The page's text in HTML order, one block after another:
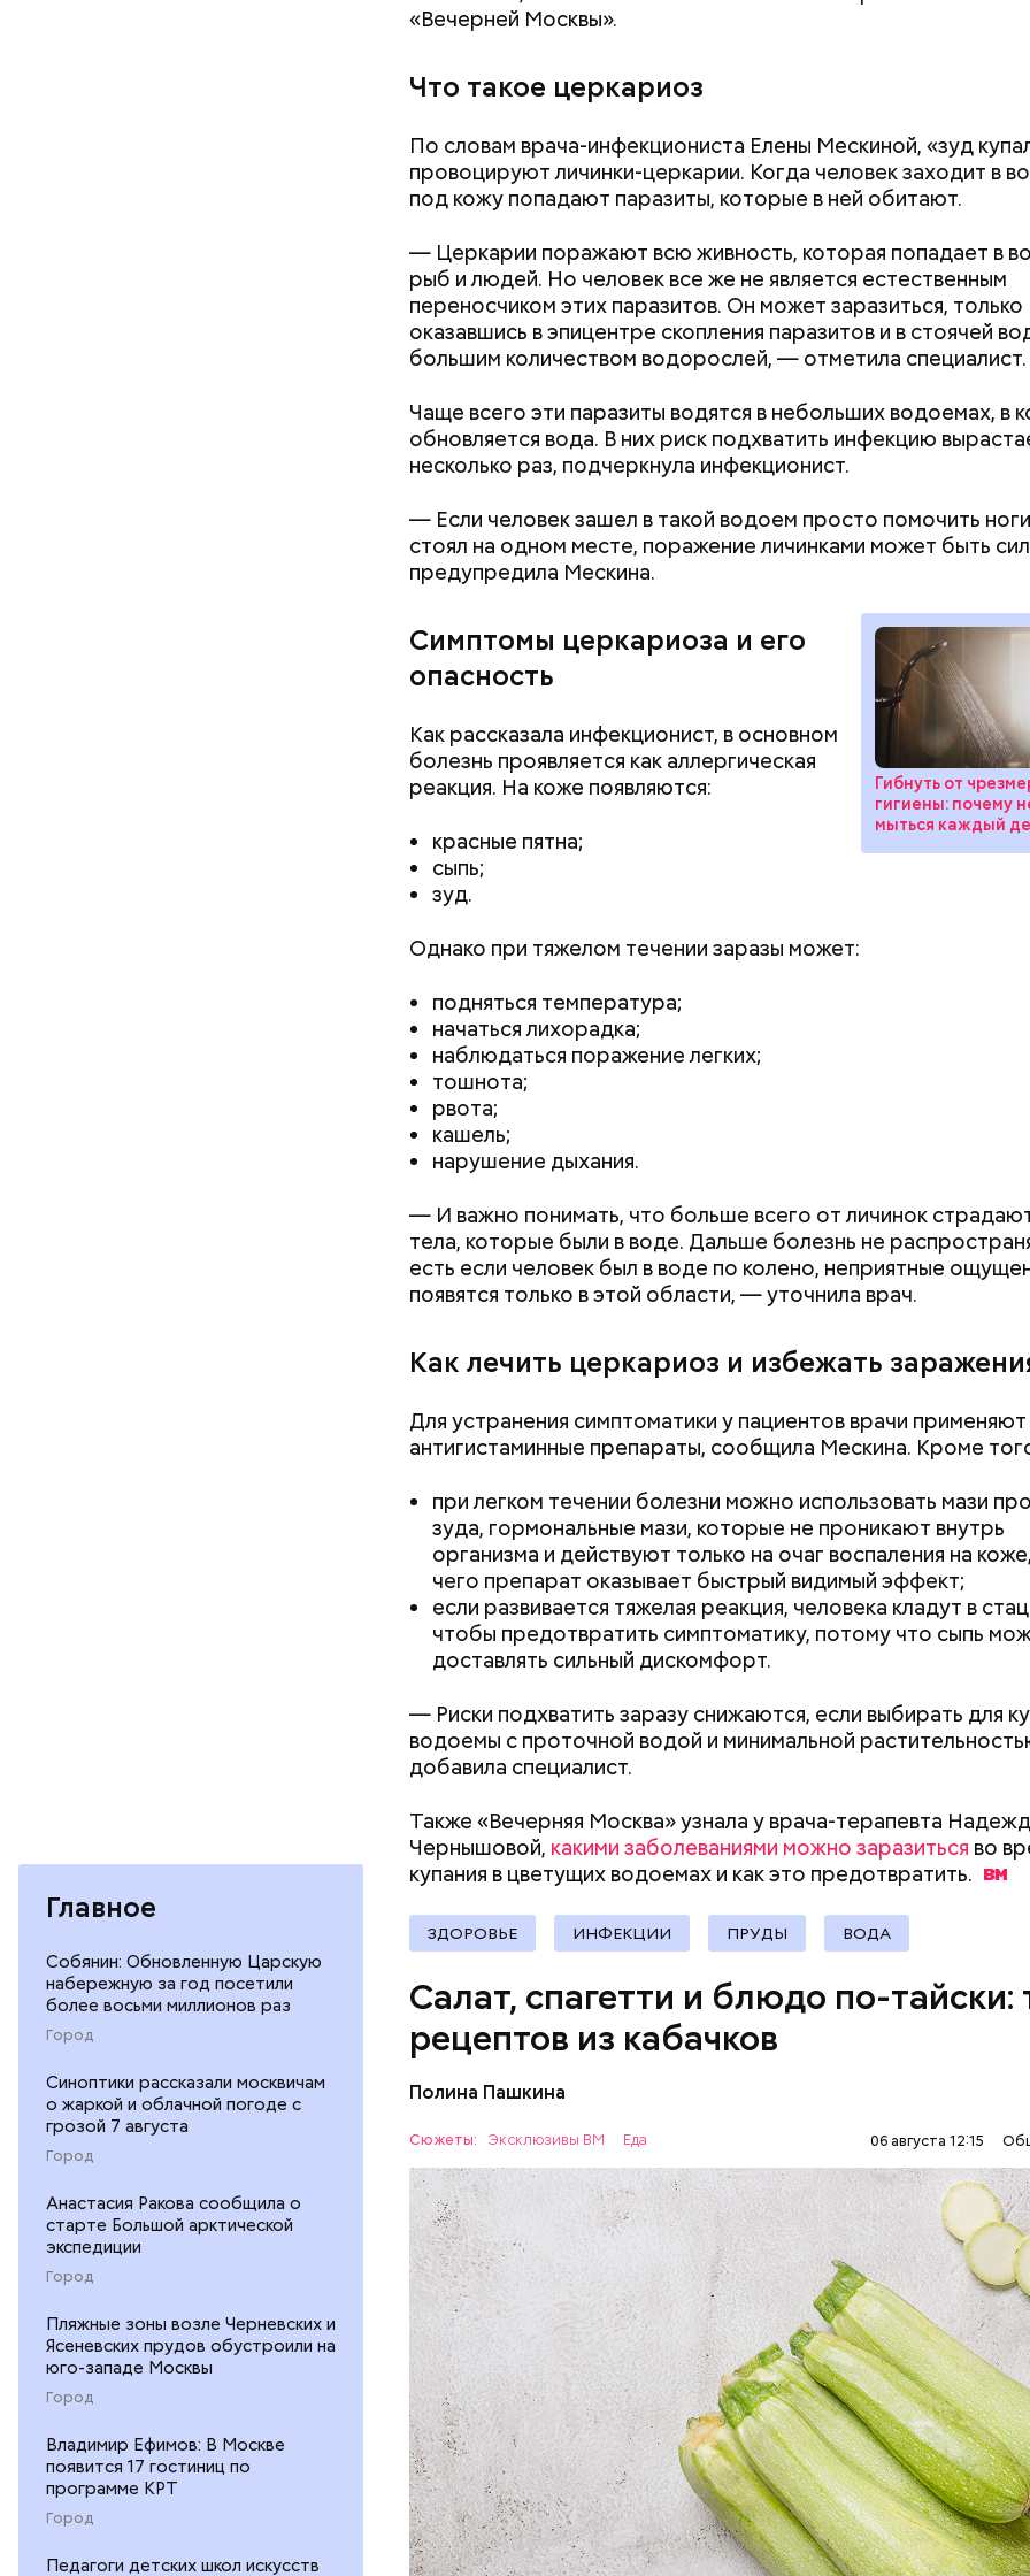
Главное
Собянин: Обновленную Царскую
набережную за год посетили
более восьми миллионов раз
Город
Синоптики рассказали москвичам
о жаркой и облачной погоде с
грозой 7 августа
Город
Анастасия Ракова сообщила о
старте Большой арктической
экспедиции
Город
Пляжные зоны возле Черневских и
Ясеневских прудов обустроили на
юго-западе Москвы
Город
Владимир Ефимов: В Москве
появится 17 гостиниц по
программе КРТ
Город
Педагоги детских школ искусств
«Вечерней Москвы».
Что такое церкариоз
По словам врача-инфекциониста Елены Мескиной, «зуд
провоцируют личинки-церкарии. Когда человек заходит в
под кожу попадают паразиты, которые в ней обитают.
— Церкарии поражают всю живность, которая попадает в
рыб и людей. Но человек все же не является естественным
переносчиком этих паразитов. Он может заразиться, только
оказавшись в эпицентре скопления паразитов и в стоячей
большим количеством водорослей, — отметила специалист.
Чаще всего эти паразиты водятся в небольших водоемах, в
обновляется вода. В них риск подхватить инфекцию
несколько раз, подчеркнула инфекционист.
— Если человек зашел в такой водоем просто помочить
стоял на одном месте, поражение личинками может быть
предупредила Мескина.
Гибнуть от
гигиены: почему
мыться каждый
Симптомы церкариоза и его
опасность
Как рассказала инфекционист, в основном
болезнь проявляется как аллергическая
реакция. На коже появляются:
красные пятна;
сыпь;
зуд.
Однако при тяжелом течении заразы может:
подняться температура;
начаться лихорадка;
наблюдаться поражение легких;
тошнота;
рвота;
кашель;
нарушение дыхания.
— И важно понимать, что больше всего от личинок
тела, которые были в воде. Дальше болезнь не
есть если человек был в воде по колено, неприятные
появятся только в этой области, — уточнила врач.
Как лечить церкариоз и избежать
Для устранения симптоматики у пациентов врачи применяют
антигистаминные препараты, сообщила Мескина. Кроме
при легком течении болезни можно использовать мази
зуда, гормональные мази, которые не проникают внутрь
организма и действуют только на очаг воспаления на
чего препарат оказывает быстрый видимый эффект;
если развивается тяжелая реакция, человека кладут в
чтобы предотвратить симптоматику, потому что сыпь
доставлять сильный дискомфорт.
— Риски подхватить заразу снижаются, если выбирать для
водоемы с проточной водой и минимальной
добавила специалист.
Также «Вечерняя Москва» узнала у врача-терапевта
Чернышовой, какими заболеваниями можно заразиться во
купания в цветущих водоемах и как это предотвратить.
ЗДОРОВЬЕ ИНФЕКЦИИ ПРУДЫ ВОДА
Салат, спагетти и блюдо по-тайски:
рецептов из кабачков
Полина Пашкина
Сюжеты: Эксклюзивы ВМ Еда 06 августа 12:15
Ингредиенты:
кабачок;
петрушка;
оливковое масло;
соль.
— Кабачки, порезанные кубиками, нужно легко обжарить на
сковороде. К ним добавляются зелень петрушки, чеснок,
Копылов.
Спагетти из кабачков
ЕДА ОВОЩИ РЕЦЕПТЫ
кремний — укрепляет кости, зубы, волосы и ногти и
омолаживающее действие;
витамин С — работает как антиоксидант,
помогает выработке соединительной ткани, улучшает
— В момент стресса он держит сосуды под контролем и
контролирует более 300 реакций нашего организма. Также
положительно влияет на нервную систему, успокаивает,
предотвращает спазмы, — пояснила Соломатина.
Вред дыни
Фото: Shutterstock
Однако диетолог предупредила: не для всех дыня может
полезна. В первую очередь ее стоит есть с осторожностью
лишним весом.
«Снизить градус опасности»:
гроза и закончится жара
крапиве и можно
Как поменять батареи дома и
не получить штраф
рублей от
трудной
претендовать и
документы